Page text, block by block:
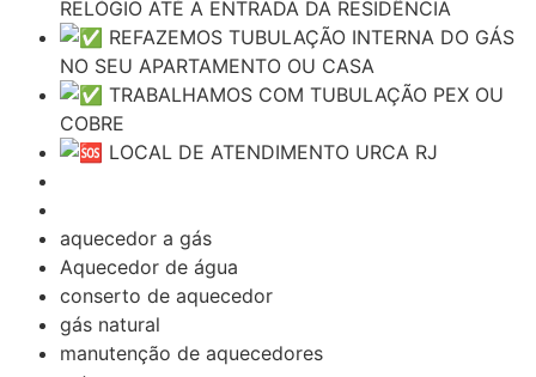
RELÓGIO ATÉ A ENTRADA DA RESIDÊNCIA
REFAZEMOS TUBULAÇÃO INTERNA DO GÁS
NO SEU APARTAMENTO OU CASA
TRABALHAMOS COM TUBULAÇÃO PEX OU
COBRE
LOCAL DE ATENDIMENTO URCA RJ
aquecedor a gás
Aquecedor de água
conserto de aquecedor
gás natural
manutenção de aquecedores